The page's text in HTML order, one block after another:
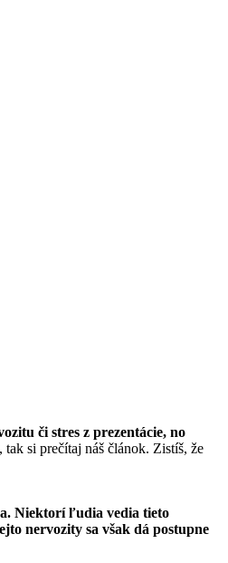
či stres z prezentácie, no
si prečítaj náš článok. Zistíš, že
Niektorí ľudia vedia tieto
nervozity sa však dá postupne